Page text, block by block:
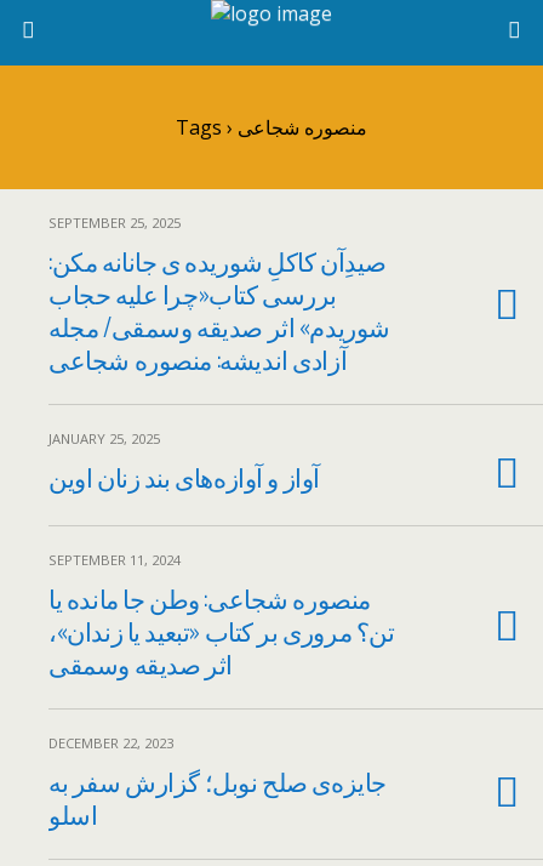
Tags › منصوره شجاعی
SEPTEMBER 25, 2025
صیدِآن کاکلِ شوریده ی جانانه مکن:
بررسی کتاب«چرا علیه حجاب
شوریدم» اثر صدیقه وسمقی/ مجله
آزادی اندیشه: منصوره شجاعی
JANUARY 25, 2025
آواز و آوازه‌های بند زنان اوین
SEPTEMBER 11, 2024
منصوره شجاعی: وطن جا مانده یا
تن؟ مروری بر کتاب «تبعید یا زندان»،
اثر صدیقه وسمقی
DECEMBER 22, 2023
جایزه‌ی صلح نوبل؛ گزارش سفر به
اسلو